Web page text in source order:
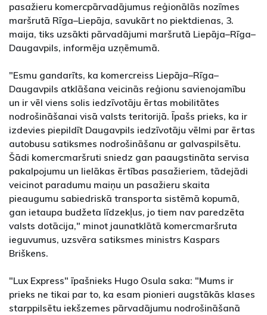
pasažieru komercpārvadājumus reģionālās nozīmes
maršrutā Rīga–Liepāja, savukārt no piektdienas, 3.
maija, tiks uzsākti pārvadājumi maršrutā Liepāja–Rīga–
Daugavpils, informēja uzņēmumā.
"Esmu gandarīts, ka komercreiss Liepāja–Rīga–
Daugavpils atklāšana veicinās reģionu savienojamību
un ir vēl viens solis iedzīvotāju ērtas mobilitātes
nodrošināšanai visā valsts teritorijā. Īpašs prieks, ka ir
izdevies piepildīt Daugavpils iedzīvotāju vēlmi par ērtas
autobusu satiksmes nodrošināšanu ar galvaspilsētu.
Šādi komercmaršruti sniedz gan paaugstināta servisa
pakalpojumu un lielākas ērtības pasažieriem, tādejādi
veicinot paradumu maiņu un pasažieru skaita
pieaugumu sabiedriskā transporta sistēmā kopumā,
gan ietaupa budžeta līdzekļus, jo tiem nav paredzēta
valsts dotācija," minot jaunatklātā komercmaršruta
ieguvumus, uzsvēra satiksmes ministrs Kaspars
Briškens.
"Lux Express" īpašnieks Hugo Osula saka: "Mums ir
prieks ne tikai par to, ka esam pionieri augstākās klases
starppilsētu iekšzemes pārvadājumu nodrošināšanā